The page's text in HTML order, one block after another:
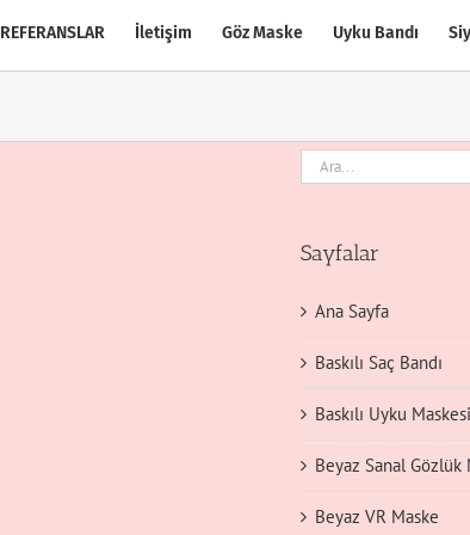
REFERANSLAR İletişim Göz Maske Uyku Bandı
Ara:
Sayfalar
Ana Sayfa
Baskılı Saç Bandı
Baskılı Uyku Maskesi
Beyaz Sanal Gözlük
Beyaz VR Maske